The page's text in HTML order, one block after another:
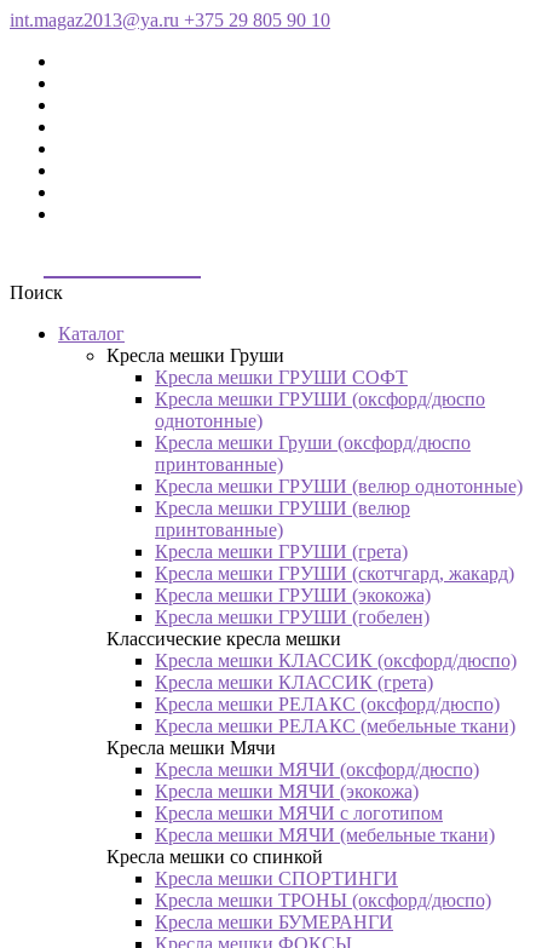
int.magaz2013@ya.ru +375 29 805 90 10
Поиск
Каталог
Кресла мешки Груши
Кресла мешки ГРУШИ СОФТ
Кресла мешки ГРУШИ (оксфорд/дюспо
однотонные)
Кресла мешки Груши (оксфорд/дюспо
принтованные)
Кресла мешки ГРУШИ (велюр однотонные)
Кресла мешки ГРУШИ (велюр
принтованные)
Кресла мешки ГРУШИ (грета)
Кресла мешки ГРУШИ (скотчгард, жакард)
Кресла мешки ГРУШИ (экокожа)
Кресла мешки ГРУШИ (гобелен)
Классические кресла мешки
Кресла мешки КЛАССИК (оксфорд/дюспо)
Кресла мешки КЛАССИК (грета)
Креслa мешки РЕЛАКС (оксфорд/дюспо)
Креслa мешки РЕЛАКС (мебельные ткани)
Кресла мешки Мячи
Кресла мешки МЯЧИ (оксфорд/дюспо)
Кресла мешки МЯЧИ (экокожа)
Кресла мешки МЯЧИ с логотипом
Кресла мешки МЯЧИ (мебельные ткани)
Кресла мешки со спинкой
Кресла мешки СПОРТИНГИ
Кресла мешки ТРОНЫ (оксфорд/дюспо)
Кресла мешки БУМЕРАНГИ
Кресла мешки ФОКСЫ